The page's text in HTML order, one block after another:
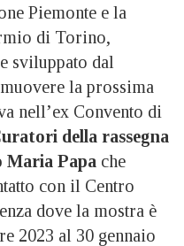
Piemonte e la
di Torino,
sviluppato dal
la prossima
nell’ex Convento di
della rassegna
Maria Papa che
con il Centro
dove la mostra è
2023 al 30 gennaio